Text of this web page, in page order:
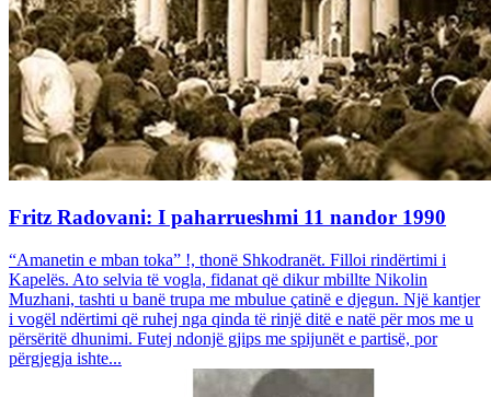
Fritz Radovani: I paharrueshmi 11 nandor 1990
“Amanetin e mban toka” !, thonë Shkodranët. Filloi rindërtimi i
Kapelës. Ato selvia të vogla, fidanat që dikur mbillte Nikolin
Muzhani, tashti u banë trupa me mbulue çatinë e djegun. Një kantjer
i vogël ndërtimi që ruhej nga qinda të rinjë ditë e natë për mos me u
përsëritë dhunimi. Futej ndonjë gjips me spijunët e partisë, por
përgjegja ishte...